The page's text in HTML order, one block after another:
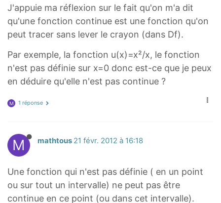
}
,
\
i
n
J'appuie ma réflexion sur le fait qu'on m'a dit
qu'une fonction continue est une fonction qu'on
peut tracer sans lever le crayon (dans Df).
Par exemple, la fonction u(x)=x²/x, le fonction
n'est pas définie sur x=0 donc est-ce que je peux
en déduire qu'elle n'est pas continue ?
M 1 réponse
M mathtous 21 févr. 2012 à 16:18
Une fonction qui n'est pas définie ( en un point
ou sur tout un intervalle) ne peut pas être
continue en ce point (ou dans cet intervalle).